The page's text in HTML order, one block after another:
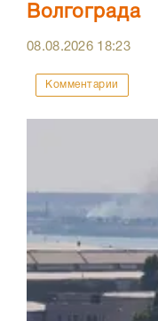
Волгограда
08.08.2026 18:23
Комментарии